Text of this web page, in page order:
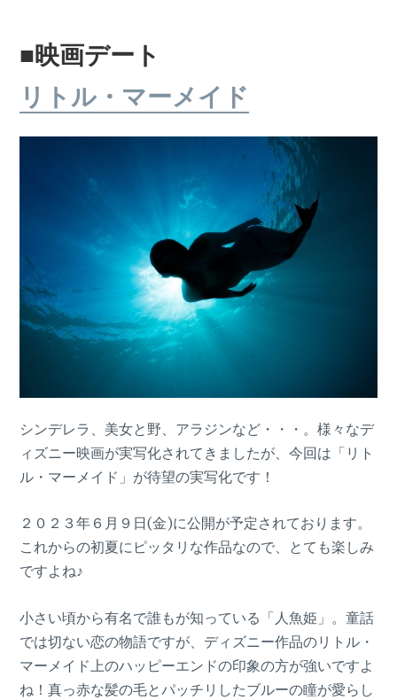
■映画デート
リトル・マーメイド
シンデレラ、美女と野、アラジンなど・・・。様々なデ
ィズニー映画が実写化されてきましたが、今回は「リト
ル・マーメイド」が待望の実写化です！
２０２３年６月９日(金)に公開が予定されております。
これからの初夏にピッタリな作品なので、とても楽しみ
ですよね♪
小さい頃から有名で誰もが知っている「人魚姫」。童話
では切ない恋の物語ですが、ディズニー作品のリトル・
マーメイド上のハッピーエンドの印象の方が強いですよ
ね！真っ赤な髪の毛とパッチリしたブルーの瞳が愛らし